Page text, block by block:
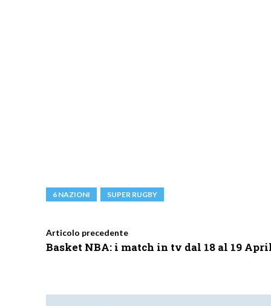
6 NAZIONI SUPER RUGBY
Articolo precedente
Basket NBA: i match in tv dal 18 al 19